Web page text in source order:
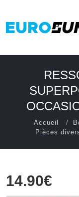
Accueil
Pièces
14.90€